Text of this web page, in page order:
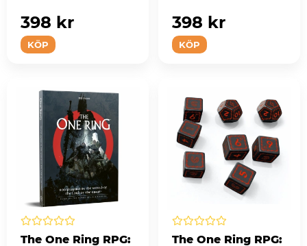
KÖP
398 kr
KÖP
398 kr
The One Ring RPG:
The One Ring RPG: